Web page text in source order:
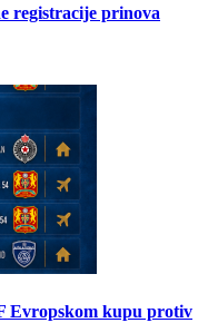
registracije prinova
Evropskom kupu protiv